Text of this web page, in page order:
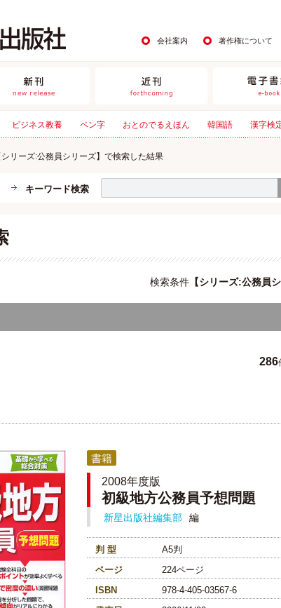
会社案内 著作権について
ビジネス教養 ペン字 おとのでるえほん 韓国語 漢字検
リーズ:公務員シリーズ】で検索した結果
キーワード検索
検索条件【シリーズ:公務員
286
書籍
2008年度版
初級地方公務員予想問題
新星出版社編集部 編
判 型
A5判
ページ
224ページ
ISBN
978-4-405-03567-6